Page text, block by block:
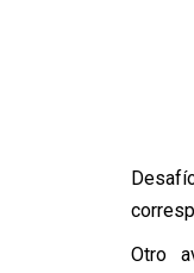
Otro